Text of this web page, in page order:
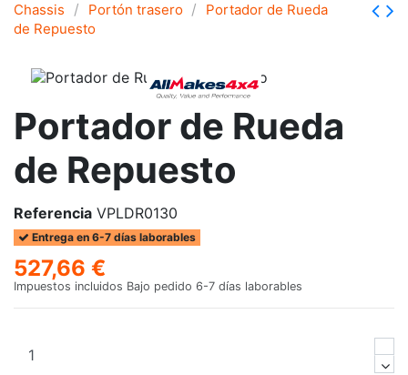
Chassis
Portón trasero
Portador de Rueda
de Repuesto
Portador de Rueda
de Repuesto
Referencia VPLDR0130
Entrega en 6-7 días laborables
527,66 €
Impuestos incluidos Bajo pedido 6-7 días laborables